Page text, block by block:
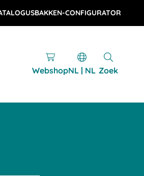
BAKKEN-CONFIGURATOR
WebshopNL | NL Zoek